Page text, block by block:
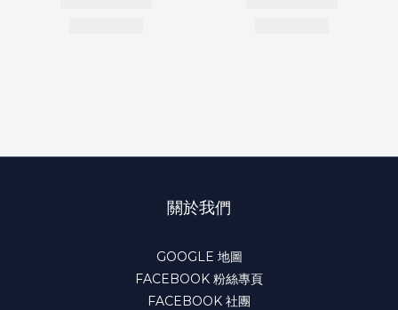
關於我們
GOOGLE 地圖
FACEBOOK 粉絲專頁
FACEBOOK 社團